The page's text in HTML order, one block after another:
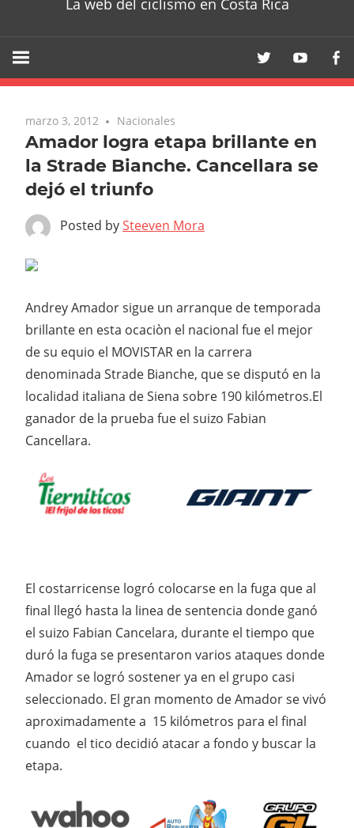
La web del ciclismo en Costa Rica
marzo 3, 2012 Nacionales
Amador logra etapa brillante en
la Strade Bianche. Cancellara se
dejó el triunfo
Posted bySteeven Mora
Andrey Amador sigue un arranque de temporada
brillante en esta ocaciòn el nacional fue el mejor
de su equio el MOVISTAR en la carrera
denominada Strade Bianche, que se disputó en la
localidad italiana de Siena sobre 190 kilómetros.El
ganador de la prueba fue el suizo Fabian
Cancellara.
El costarricense logró colocarse en la fuga que al
final llegó hasta la linea de sentencia donde ganó
el suizo Fabian Cancelara, durante el tiempo que
duró la fuga se presentaron varios ataques donde
Amador se logró sostener ya en el grupo casi
seleccionado. El gran momento de Amador se vivó
aproximadamente a 15 kilómetros para el final
cuando el tico decidió atacar a fondo y buscar la
etapa.